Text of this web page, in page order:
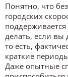
Понятно, что
городских
делать, если вы
то есть,
краткие
Даже опытные